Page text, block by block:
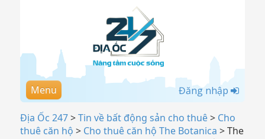
Menu Đăng nhập
Địa Ốc 247>Tin về bất động sản cho thuê> Cho
thuê căn hộ > Cho thuê căn hộ The Botanica >The